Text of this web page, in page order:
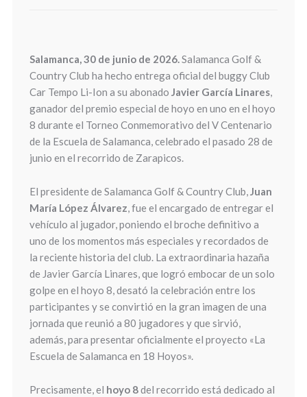
Salamanca, 30 de junio de 2026.Salamanca Golf &
Country Club ha hecho entrega oficial del buggy Club
Car Tempo Li-Ion a su abonado Javier García Linares,
ganador del premio especial de hoyo en uno en el hoyo
8 durante el Torneo Conmemorativo del V Centenario
de la Escuela de Salamanca, celebrado el pasado 28 de
junio en el recorrido de Zarapicos.
El presidente de Salamanca Golf & Country Club,Juan
María López Álvarez, fue el encargado de entregar el
vehículo al jugador, poniendo el broche definitivo a
uno de los momentos más especiales y recordados de
la reciente historia del club. La extraordinaria hazaña
de Javier García Linares, que logró embocar de un solo
golpe en el hoyo 8, desató la celebración entre los
participantes y se convirtió en la gran imagen de una
jornada que reunió a 80 jugadores y que sirvió,
además, para presentar oficialmente el proyecto «La
Escuela de Salamanca en 18 Hoyos».
Precisamente, el hoyo 8del recorrido está dedicado al